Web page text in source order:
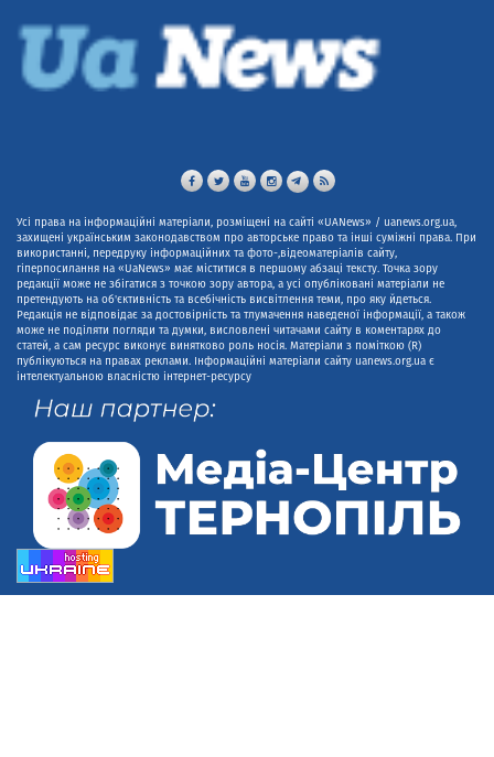
Усі права на інформаційні матеріали, розміщені на сайті «UANews» / uanews.org.ua,
захищені українським законодавством про авторське право та інші суміжні права. При
використанні, передруку інформаційних та фото-,відеоматеріалів сайту,
гіперпосилання на «UaNews» має міститися в першому абзаці тексту. Точка зору
редакції може не збігатися з точкою зору автора, а усі опубліковані матеріали не
претендують на об'єктивність та всебічність висвітлення теми, про яку йдеться.
Редакція не відповідає за достовірність та тлумачення наведеної інформації, а також
може не поділяти погляди та думки, висловлені читачами сайту в коментарях до
статей, а сам ресурс виконує винятково роль носія. Матеріали з поміткою (R)
публікуються на правах реклами. Інформаційні матеріали сайту uanews.org.ua є
інтелектуальною власністю інтернет-ресурсу